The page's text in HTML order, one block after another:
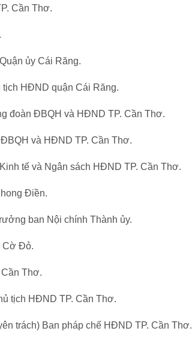
Cần Thơ.
ủy Cái Răng.
HĐND quận Cái Răng.
đoàn ĐBQH và HĐND TP. Cần Thơ.
và HĐND TP. Cần Thơ.
tế và Ngân sách HĐND TP. Cần Thơ.
Điền.
ban Nội chính Thành ủy.
Cờ Đỏ.
Thơ.
tịch HĐND TP. Cần Thơ.
trách) Ban pháp chế HĐND TP. Cần Thơ.